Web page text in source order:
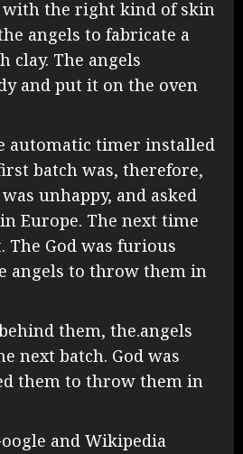
with the right kind of skin
angels to fabricate a
clay. The angels
and put it on the oven
automatic timer installed
batch was, therefore,
unhappy, and asked
Europe. The next time
The God was furious
angels to throw them in
them, the.angels
next batch. God was
them to throw them in
and Wikipedia